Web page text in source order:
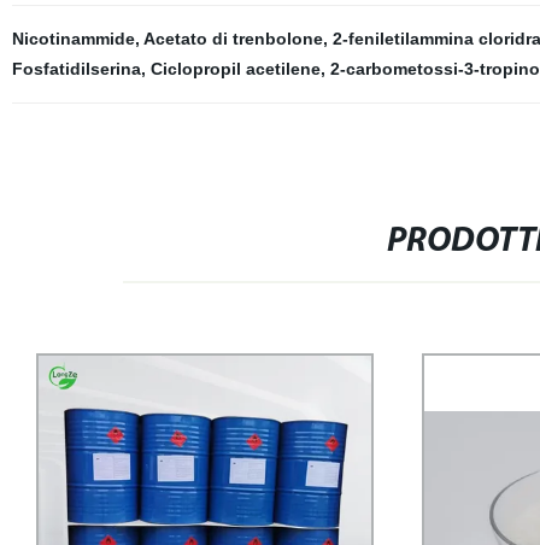
Nicotinammide, Acetato di trenbolone, 2-feniletilammina
Fosfatidilserina, Ciclopropil acetilene, 2-carbometossi-3-